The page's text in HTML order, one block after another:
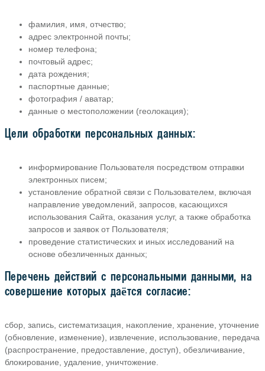
фамилия, имя, отчество;
адрес электронной почты;
номер телефона;
почтовый адрес;
дата рождения;
паспортные данные;
фотография / аватар;
данные о местоположении (геолокация);
Цели обработки персональных данных:
информирование Пользователя посредством отправки
электронных писем;
установление обратной связи с Пользователем, включая
направление уведомлений, запросов, касающихся
использования Сайта, оказания услуг, а также обработка
запросов и заявок от Пользователя;
проведение статистических и иных исследований на
основе обезличенных данных;
Перечень действий с персональными данными, на
совершение которых даётся согласие:
сбор, запись, систематизация, накопление, хранение, уточнение
(обновление, изменение), извлечение, использование, передача
(распространение, предоставление, доступ), обезличивание,
блокирование, удаление, уничтожение.